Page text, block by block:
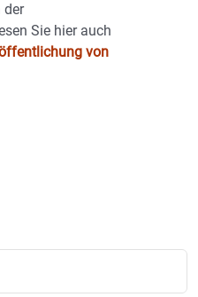
der
Sie hier auch
von